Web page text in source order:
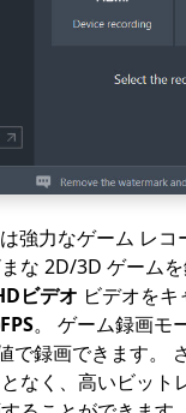
は強力なゲーム レコ
な 2D/3D ゲーム
ビデオ ビデオをキ
。 ゲーム録画モ
で録画できます。
なく、高いビット